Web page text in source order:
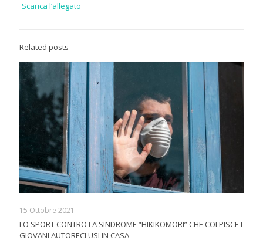
Scarica l’allegato
Related posts
15 Ottobre 2021
LO SPORT CONTRO LA SINDROME “HIKIKOMORI” CHE COLPISCE I
GIOVANI AUTORECLUSI IN CASA